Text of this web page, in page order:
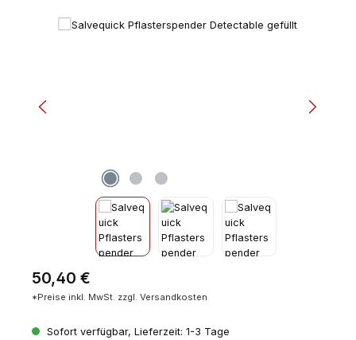
Bildergalerie überspringen
Regulärer Preis:
50,40 €
*Preise inkl. MwSt. zzgl. Versandkosten
Sofort verfügbar, Lieferzeit: 1-3 Tage